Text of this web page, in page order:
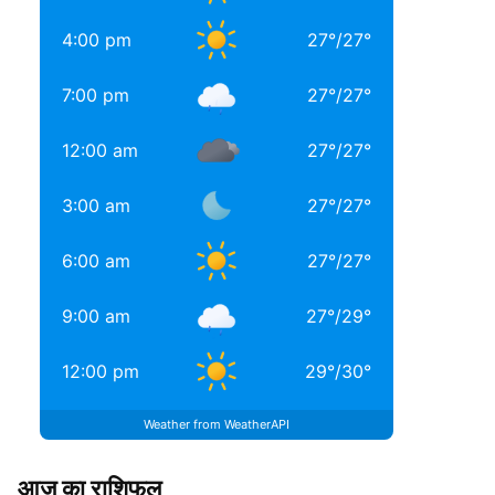
4:00 pm 27°/27°
7:00 pm 27°/27°
12:00 am 27°/27°
3:00 am 27°/27°
6:00 am 27°/27°
9:00 am 27°/29°
12:00 pm 29°/30°
Weather from WeatherAPI
आज का राशिफल